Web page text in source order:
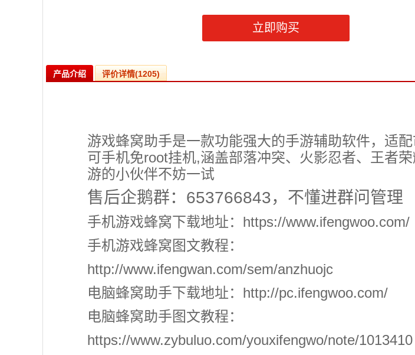
产品介绍 评价详情(1205)
游戏蜂窝助手是一款功能强大的手游辅助软件，适
可手机免root挂机,涵盖部落冲突、火影忍者、王者
游的小伙伴不妨一试
售后企鹅群：653766843，不懂进群问管理
手机游戏蜂窝下载地址：https://www.ifengwoo.com/
手机游戏蜂窝图文教程：
http://www.ifengwan.com/sem/anzhuojc
电脑蜂窝助手下载地址：http://pc.ifengwoo.com/
电脑蜂窝助手图文教程：
https://www.zybuluo.com/youxifengwo/note/1013410